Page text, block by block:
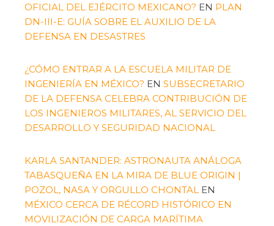
OFICIAL DEL EJÉRCITO MEXICANO? EN PLAN
DN-III-E: GUÍA SOBRE EL AUXILIO DE LA
DEFENSA EN DESASTRES
¿CÓMO ENTRAR A LA ESCUELA MILITAR DE
INGENIERÍA EN MÉXICO? EN SUBSECRETARIO
DE LA DEFENSA CELEBRA CONTRIBUCIÓN DE
LOS INGENIEROS MILITARES, AL SERVICIO DEL
DESARROLLO Y SEGURIDAD NACIONAL
KARLA SANTANDER: ASTRONAUTA ANÁLOGA
TABASQUEÑA EN LA MIRA DE BLUE ORIGIN |
POZOL, NASA Y ORGULLO CHONTAL EN
MÉXICO CERCA DE RÉCORD HISTÓRICO EN
MOVILIZACIÓN DE CARGA MARÍTIMA